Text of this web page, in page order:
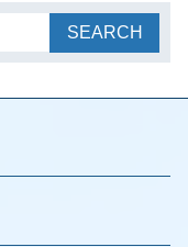
SEARCH